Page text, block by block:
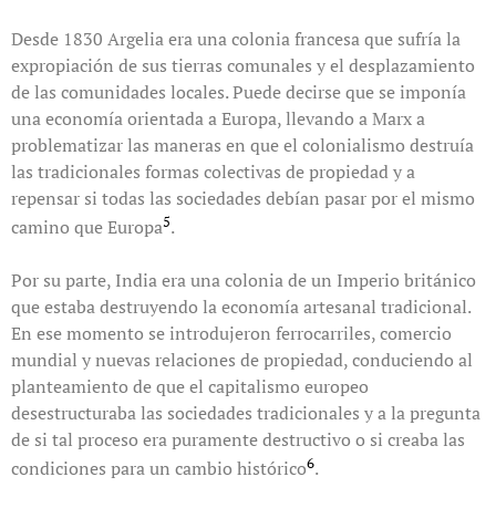
Desde 1830 Argelia era una colonia francesa que sufría la
expropiación de sus tierras comunales y el desplazamiento
de las comunidades locales. Puede decirse que se imponía
una economía orientada a Europa, llevando a Marx a
problematizar las maneras en que el colonialismo destruía
las tradicionales formas colectivas de propiedad y a
repensar si todas las sociedades debían pasar por el mismo
camino que Europa5.
Por su parte, India era una colonia de un Imperio británico
que estaba destruyendo la economía artesanal tradicional.
En ese momento se introdujeron ferrocarriles, comercio
mundial y nuevas relaciones de propiedad, conduciendo al
planteamiento de que el capitalismo europeo
desestructuraba las sociedades tradicionales y a la pregunta
de si tal proceso era puramente destructivo o si creaba las
condiciones para un cambio histórico6.